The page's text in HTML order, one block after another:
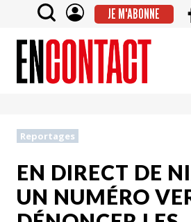
JE M'ABONNE
Reportages
EN DIRECT DE
UN NUMÉRO